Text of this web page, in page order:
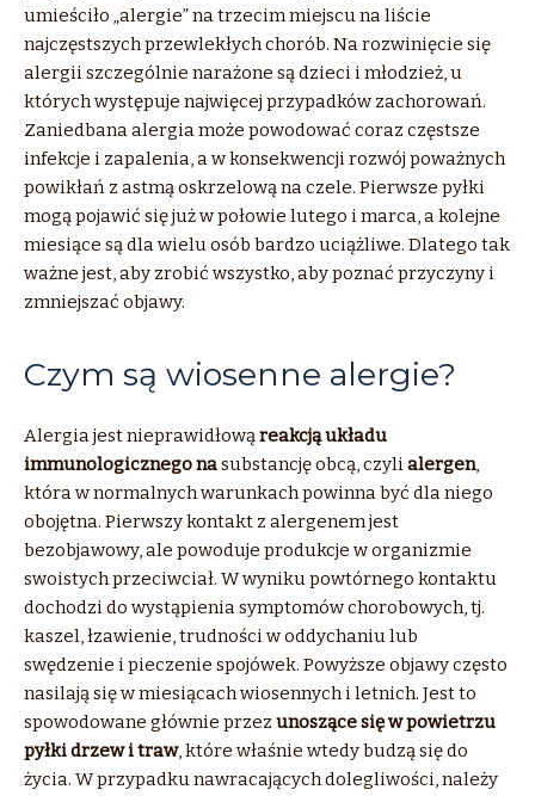
umieściło „alergie” na trzecim miejscu na liście
najczęstszych przewlekłych chorób. Na rozwinięcie się
alergii szczególnie narażone są dzieci i młodzież, u
których występuje najwięcej przypadków zachorowań.
Zaniedbana alergia może powodować coraz częstsze
infekcje i zapalenia, a w konsekwencji rozwój poważnych
powikłań z astmą oskrzelową na czele. Pierwsze pyłki
mogą pojawić się już w połowie lutego i marca, a kolejne
miesiące są dla wielu osób bardzo uciążliwe. Dlatego tak
ważne jest, aby zrobić wszystko, aby poznać przyczyny i
zmniejszać objawy.
Czym są wiosenne alergie?
Alergia jest nieprawidłowąreakcją układu
immunologicznegonasubstancję obcą, czylialergen,
która w normalnych warunkach powinna być dla niego
obojętna. Pierwszy kontakt z alergenem jest
bezobjawowy, ale powoduje produkcje w organizmie
swoistych przeciwciał. W wyniku powtórnego kontaktu
dochodzi do wystąpienia symptomów chorobowych, tj.
kaszel, łzawienie, trudności w oddychaniu lub
swędzenie i pieczenie spojówek. Powyższe objawy często
nasilają się w miesiącach wiosennych i letnich. Jest to
spowodowane głównie przez unoszące się w powietrzu
pyłki drzew i traw, które właśnie wtedy budzą się do
życia. W przypadku nawracających dolegliwości, należy